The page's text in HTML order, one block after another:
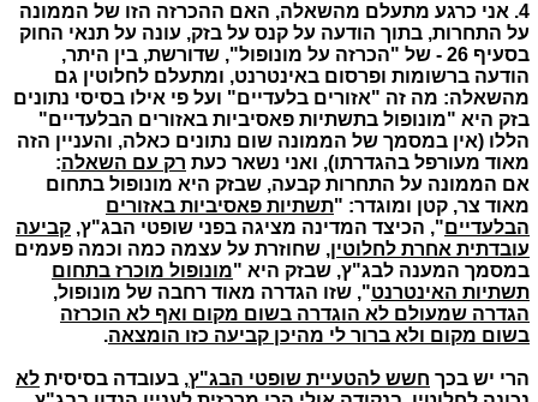
4. אני כרגע מתעלם מהשאלה, האם ההכרזה הזו של הממונה
על התחרות, בתוך הודעה על קנס על בזק, עונה על תנאי החוק
בסעיף 26 - של "הכרזה על מונופול", שדורשת, בין היתר,
הודעה ברשומות ופרסום באינטרנט, ומתעלם לחלוטין גם
מהשאלה: מה זה "אזורים בלעדיים" ועל פי אילו בסיסי נתונים
בזק היא "מונופול בתשתיות פאסיביות באזורים הבלעדיים"
הללו (אין במסמך של הממונה שום נתונים כאלה, והעניין הזה
מאוד מעורפל בהגדרתו), ואני נשאר כעת רק עם השאלה:
אם הממונה על התחרות קבעה, שבזק היא מונופול בתחום
מאוד צר, קטן ומוגדר: "תשתיות פאסיביות באזורים
הבלעדיים", הכיצד המדינה מציגה בפני שופטי הבג"ץ, קביעה
עובדתית אחרת לחלוטין, שחוזרת על עצמה כמה וכמה פעמים
במסמך המענה לבג"ץ, שבזק היא "מונופול מוכרז בתחום
תשתיות האינטרנט", שזו הגדרה מאוד רחבה של מונופול,
הגדרה שמעולם לא הוגדרה בשום מקום ואף לא הוכרזה
בשום מקום ולא ברור לי מהיכן קביעה כזו הומצאה.
הרי יש בכך חשש להטעיית שופטי הבג"ץ, בעובדה בסיסית לא